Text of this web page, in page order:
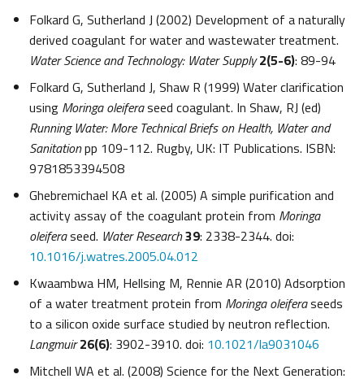
Folkard G, Sutherland J (2002) Development of a naturally
derived coagulant for water and wastewater treatment.
Water Science and Technology: Water Supply 2(5-6): 89-94
Folkard G, Sutherland J, Shaw R (1999) Water clarification
using Moringa oleiferaseed coagulant. In Shaw, RJ (ed)
Running Water: More Technical Briefs on Health, Water and
Sanitationpp 109-112. Rugby, UK: IT Publications. ISBN:
9781853394508
Ghebremichael KA et al. (2005) A simple purification and
activity assay of the coagulant protein from Moringa
oleiferaseed. Water Research39: 2338-2344. doi:
10.1016/j.watres.2005.04.012
Kwaambwa HM, Hellsing M, Rennie AR (2010) Adsorption
of a water treatment protein from Moringa oleiferaseeds
to a silicon oxide surface studied by neutron reflection.
Langmuir 26(6): 3902-3910. doi: 10.1021/la9031046
Mitchell WA et al. (2008) Science for the Next Generation: